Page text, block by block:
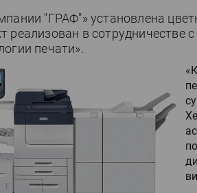
"ГРАФ"» установлена
реализован в сотрудничестве
печати».